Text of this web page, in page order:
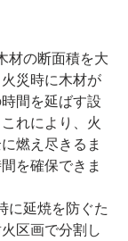
材の断面積を大
災時に木材が
間を延ばす設
れにより、火
燃え尽きるま
を確保できま
に延焼を防ぐた
区画で分割し